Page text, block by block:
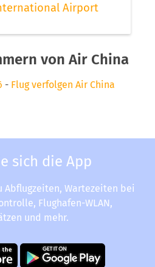
Airport
von Air China
- Flug verfolgen Air China
sich die App
Abflugzeiten, Wartezeiten bei
Flughafen-WLAN,
und mehr.